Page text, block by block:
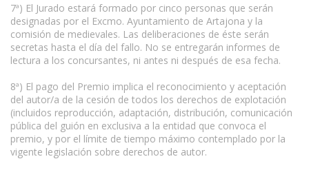
7ª) El Jurado estará formado por cinco personas que serán
designadas por el Excmo. Ayuntamiento de Artajona y la
comisión de medievales. Las deliberaciones de éste serán
secretas hasta el día del fallo. No se entregarán informes de
lectura a los concursantes, ni antes ni después de esa fecha.
8ª) El pago del Premio implica el reconocimiento y aceptación
del autor/a de la cesión de todos los derechos de explotación
(incluidos reproducción, adaptación, distribución, comunicación
pública del guión en exclusiva a la entidad que convoca el
premio, y por el límite de tiempo máximo contemplado por la
vigente legislación sobre derechos de autor.